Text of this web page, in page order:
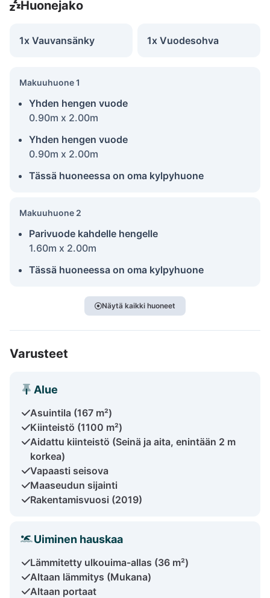
Huonejako
1x Vauvansänky 1x Vuodesohva
Makuuhuone 1
Yhden hengen vuode
0.90m x 2.00m
Yhden hengen vuode
0.90m x 2.00m
Tässä huoneessa on oma kylpyhuone
Makuuhuone 2
Parivuode kahdelle hengelle
1.60m x 2.00m
Tässä huoneessa on oma kylpyhuone
Näytä kaikki huoneet
Varusteet
Alue
Asuintila (167 m²)
Kiinteistö (1100 m²)
Aidattu kiinteistö (Seinä ja aita, enintään 2 m
korkea)
Vapaasti seisova
Maaseudun sijainti
Rakentamisvuosi (2019)
Uiminen hauskaa
Lämmitetty ulkouima-allas (36 m²)
Altaan lämmitys (Mukana)
Altaan portaat